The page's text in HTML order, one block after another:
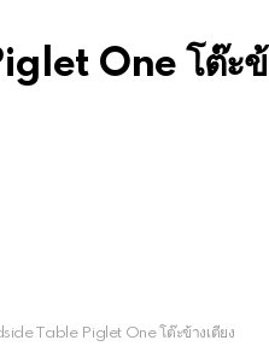
One โต๊ะข้
Table Piglet One โต๊ะข้างเตียง